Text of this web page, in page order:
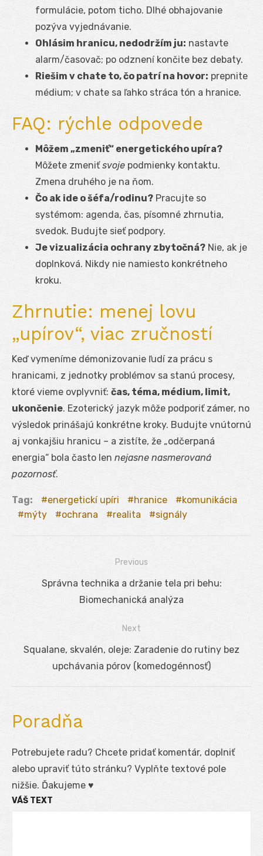
formulácie, potom ticho. Dlhé obhajovanie
pozýva vyjednávanie.
Ohlásim hranicu, nedodržím ju: nastavte
alarm/časovač; po odznení končite bez debaty.
Riešim v chate to, čo patrí na hovor: prepnite
médium; v chate sa ľahko stráca tón a hranice.
FAQ: rýchle odpovede
Môžem „zmeniť“ energetického upíra?
Môžete zmeniťsvoje podmienky kontaktu.
Zmena druhého je na ňom.
Čo ak ide o šéfa/rodinu? Pracujte so
systémom: agenda, čas, písomné zhrnutia,
svedok. Budujte sieť podpory.
Je vizualizácia ochrany zbytočná? Nie, ak je
doplnková. Nikdy nie namiesto konkrétneho
kroku.
Zhrnutie: menej lovu
„upírov“, viac zručností
Keď vymeníme démonizovanie ľudí za prácu s
hranicami, z jednotky problémov sa stanú procesy,
ktoré vieme ovplyvniť: čas, téma, médium, limit,
ukončenie. Ezoterický jazyk môže podporiť zámer, no
výsledok prinášajú konkrétne kroky. Budujte vnútornú
aj vonkajšiu hranicu – a zistíte, že „odčerpaná
energia“ bola často len nejasne nasmerovaná
pozornosť.
Tag: energetickí upíri hranice
komunikácia
mýty
ochrana realita signály
Navigácia
Previous
PreviousSprávna technika a držanie tela pri behu:
Biomechanická analýza
Next
Next
Squalane, skvalén, oleje: Zaradenie do rutiny bez
upchávania pórov (komedogénnosť)
Poradňa
Potrebujete radu? Chcete pridať komentár, doplniť
alebo upraviť túto stránku? Vyplňte textové pole
nižšie. Ďakujeme ♥
VÁŠ TEXT